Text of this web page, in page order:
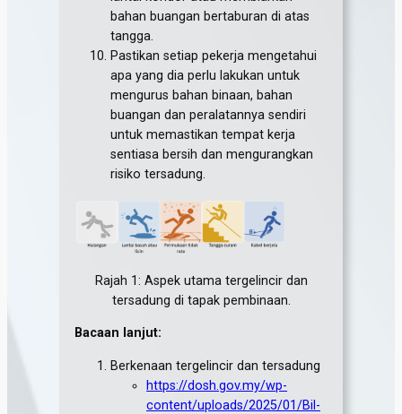
bahan buangan bertaburan di atas
tangga.
Pastikan setiap pekerja mengetahui
apa yang dia perlu lakukan untuk
mengurus bahan binaan, bahan
buangan dan peralatannya sendiri
untuk memastikan tempat kerja
sentiasa bersih dan mengurangkan
risiko tersadung.
Rajah 1: Aspek utama tergelincir dan
tersadung di tapak pembinaan.
Bacaan lanjut:
Berkenaan tergelincir dan tersadung
https://dosh.gov.my/wp-
content/uploads/2025/01/Bil-